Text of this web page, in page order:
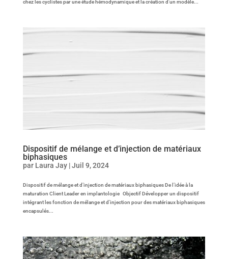
chez les cyclistes par une étude hémodynamique et la création d’un modèle...
Dispositif de mélange et d’injection de matériaux
biphasiques
par Laura Jay|Juil 9, 2024
Dispositif de mélange et d’injection de matériaux biphasiques De l’idée à la
maturation Client Leader en implantologie Objectif Développer un dispositif
intégrant les fonction de mélange et d’injection pour des matériaux biphasiques
encapsulés...